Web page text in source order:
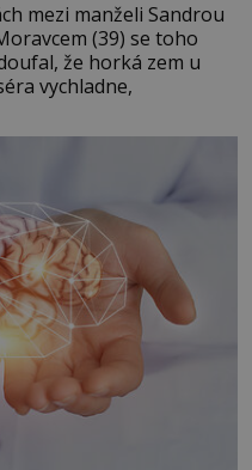
mezi manželi Sandrou
(39) se toho
že horká zem u
vychladne,